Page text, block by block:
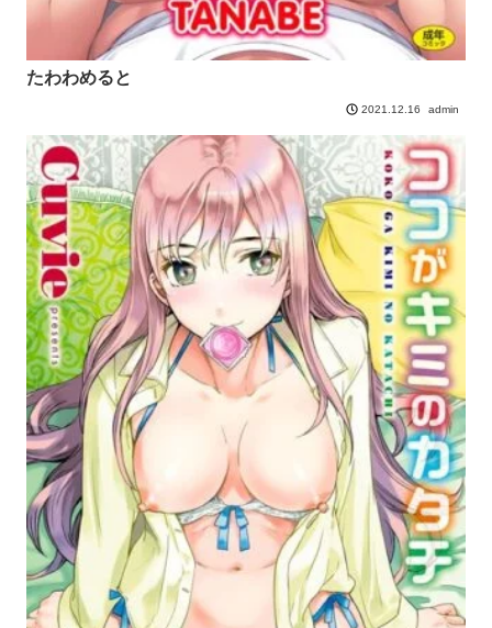
たわわめると
2021.12.16 admin